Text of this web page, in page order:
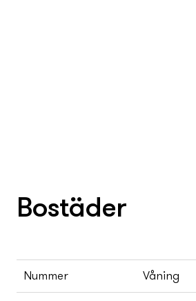
Bostäder
Nummer Våning